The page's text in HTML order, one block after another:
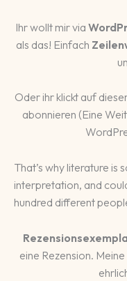
Ihr wollt mir via
als das! Einfach
Oder ihr klickt auf
abonnieren (Eine
That’s why literature is
interpretation, and
hundred different
eine Rezension.